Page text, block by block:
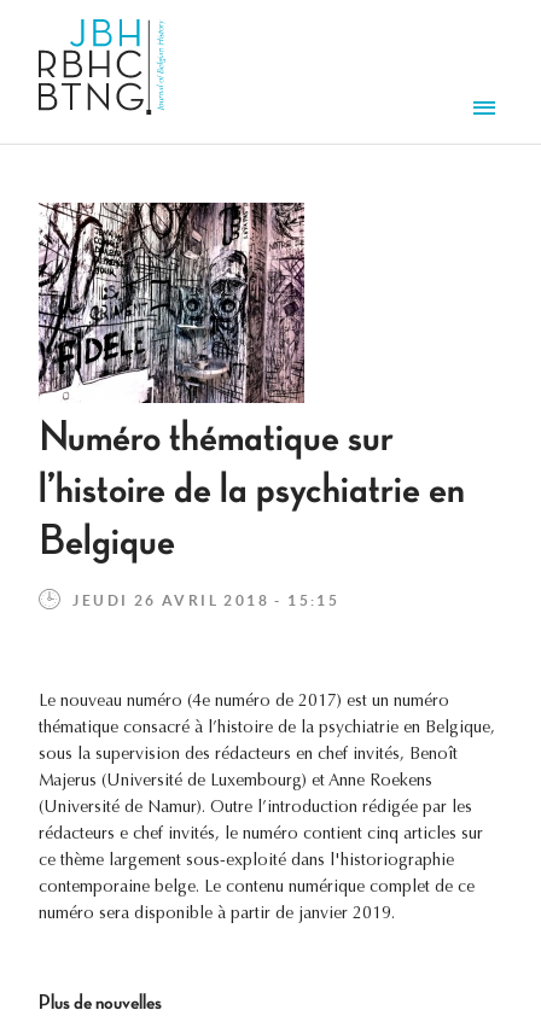
Numéro thématique sur
l’histoire de la psychiatrie en
Belgique
JEUDI 26 AVRIL 2018 - 15:15
Le nouveau numéro (4e numéro de 2017) est un numéro
thématique consacré à l’histoire de la psychiatrie en Belgique,
sous la supervision des rédacteurs en chef invités, Benoît
Majerus (Université de Luxembourg) et Anne Roekens
(Université de Namur). Outre l’introduction rédigée par les
rédacteurs e chef invités, le numéro contient cinq articles sur
ce thème largement sous-exploité dans l'historiographie
contemporaine belge. Le contenu numérique complet de ce
numéro sera disponible à partir de janvier 2019.
Plus de nouvelles